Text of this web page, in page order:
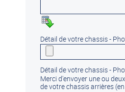
Détail de votre chassis -
Merci d'envoyer une ou
de votre chassis arrières